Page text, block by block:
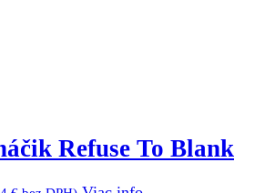
Refuse To Blank